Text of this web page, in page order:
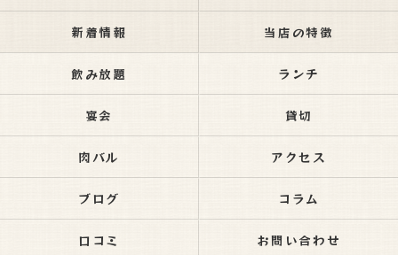
新着情報 当店の特徴
飲み放題 ランチ
宴会 貸切
肉バル アクセス
ブログ コラム
口コミ お問い合わせ